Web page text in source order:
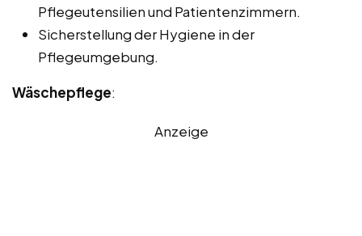
Pflegeutensilien und Patientenzimmern.
Sicherstellung der Hygiene in der
Pflegeumgebung.
Wäschepflege:
Anzeige